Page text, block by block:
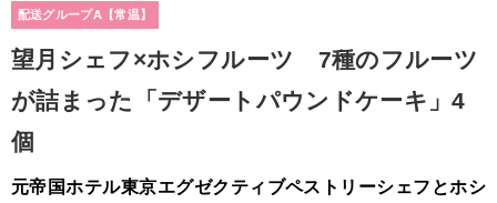
配送グループA【常温】
望月シェフ×ホシフルーツ 7種のフルーツ
が詰まった「デザートパウンドケーキ」4
個
元帝国ホテル東京エグゼクティブペストリーシェフとホシ